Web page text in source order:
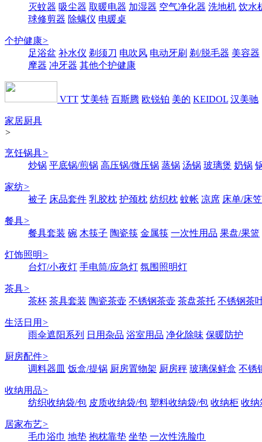
灭蚊器 吸尘器 取暖电器 加湿器 空气净化器 洗地机 饮水
球修剪器 除螨仪 电暖桌
个护健康>
足浴盆 补水仪 剃须刀 电吹风 电动牙刷 剃/脱毛器 美容器
摩器 冲牙器 其他个护健康
VTT 艾美特 百斯腾 欧锐铂 美的 KEIDOL 汉美驰
家居厨具
>
烹饪锅具>
炒锅 平底锅/煎锅 高压锅/微压锅 蒸锅 汤锅 玻璃煲 奶锅
家纺>
被子 床品套件 乳胶枕 护颈枕 纺织枕 蚊帐 凉席 床单/床笠
餐具>
餐具套装 碗 木筷子 陶瓷筷 金属筷 一次性用品 果盘/果篮
灯饰照明>
台灯/小夜灯 手电筒/应急灯 氛围照明灯
茶具>
茶杯 茶具套装 陶瓷茶壶 不锈钢茶壶 茶盘茶托 不锈钢茶
生活日用 >
雨伞遮阳系列
日用杂品 浴室用品 净化除味 保暖防护
厨房配件>
调料器皿 饭盒/提锅 厨房置物架 厨房秤 玻璃保鲜盒 不锈
收纳用品>
纺织收纳袋/包 皮质收纳袋/包 塑料收纳袋/包 收纳柜 收纳
居家布艺>
毛巾浴巾 地垫 抱枕靠垫 坐垫 一次性洗脸巾